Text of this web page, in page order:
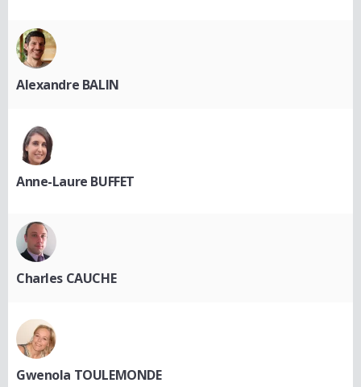
Alexandre BALIN
Anne-Laure BUFFET
Charles CAUCHE
Gwenola TOULEMONDE